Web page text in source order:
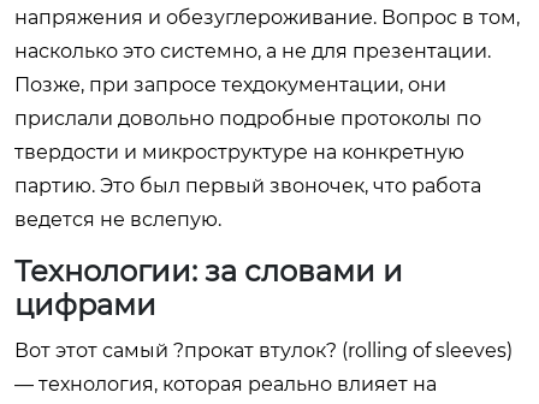
напряжения и обезуглероживание. Вопрос в том,
насколько это системно, а не для презентации.
Позже, при запросе техдокументации, они
прислали довольно подробные протоколы по
твердости и микроструктуре на конкретную
партию. Это был первый звоночек, что работа
ведется не вслепую.
Технологии: за словами и
цифрами
Вот этот самый ?прокат втулок? (rolling of sleeves)
— технология, которая реально влияет на